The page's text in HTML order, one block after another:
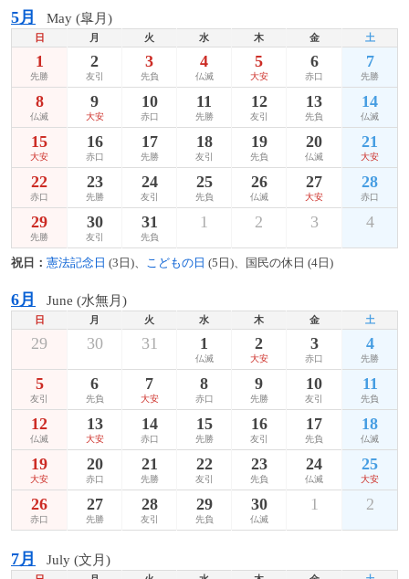
5月 May (皐月)
日 月 火 水 木 金 土
1
先勝
2
友引
3
先負
4
仏滅
5
大安
6
赤口
7
先勝
8
仏滅
9
大安
10
赤口
11
先勝
12
友引
13
先負
14
仏滅
15
大安
16
赤口
17
先勝
18
友引
19
先負
20
仏滅
21
大安
22
赤口
23
先勝
24
友引
25
先負
26
仏滅
27
大安
28
赤口
29
先勝
30
友引
31
先負
1 2 3 4
祝日： 憲法記念日 (3日)、 こどもの日 (5日)、国民の休日 (4日)
6月 June (水無月)
日 月 火 水 木 金 土
29 30 31 1
仏滅
2
大安
3
赤口
4
先勝
5
友引
6
先負
7
大安
8
赤口
9
先勝
10
友引
11
先負
12
仏滅
13
大安
14
赤口
15
先勝
16
友引
17
先負
18
仏滅
19
大安
20
赤口
21
先勝
22
友引
23
先負
24
仏滅
25
大安
26
赤口
27
先勝
28
友引
29
先負
30
仏滅
1 2
7月 July (文月)